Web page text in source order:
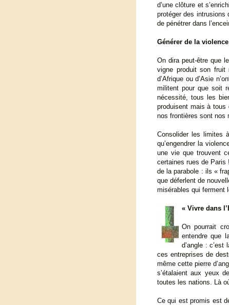
d’une clôture et
protéger des
de pénétrer dans
Générer de la violence
On dira peut-être que
vigne produit son fruit
d’Afrique ou d’Asie
militent pour que soit
nécessité, tous les
produisent mais à
nos frontières sont nos
Consolider les limites
qu’engendrer la
une vie que trouvent
certaines rues de
de la parabole : ils «
que déferlent de
misérables qui ferment
« Vivre dans
On pourrait
entendre que
d’angle :
ces entreprises de
même cette pierre
s’étalaient aux yeux
toutes les nations. Là
Ce qui est promis est